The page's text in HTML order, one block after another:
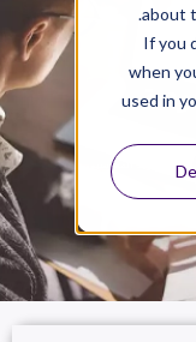
about
If you
when
used in
فريق مزيد المحاسبي